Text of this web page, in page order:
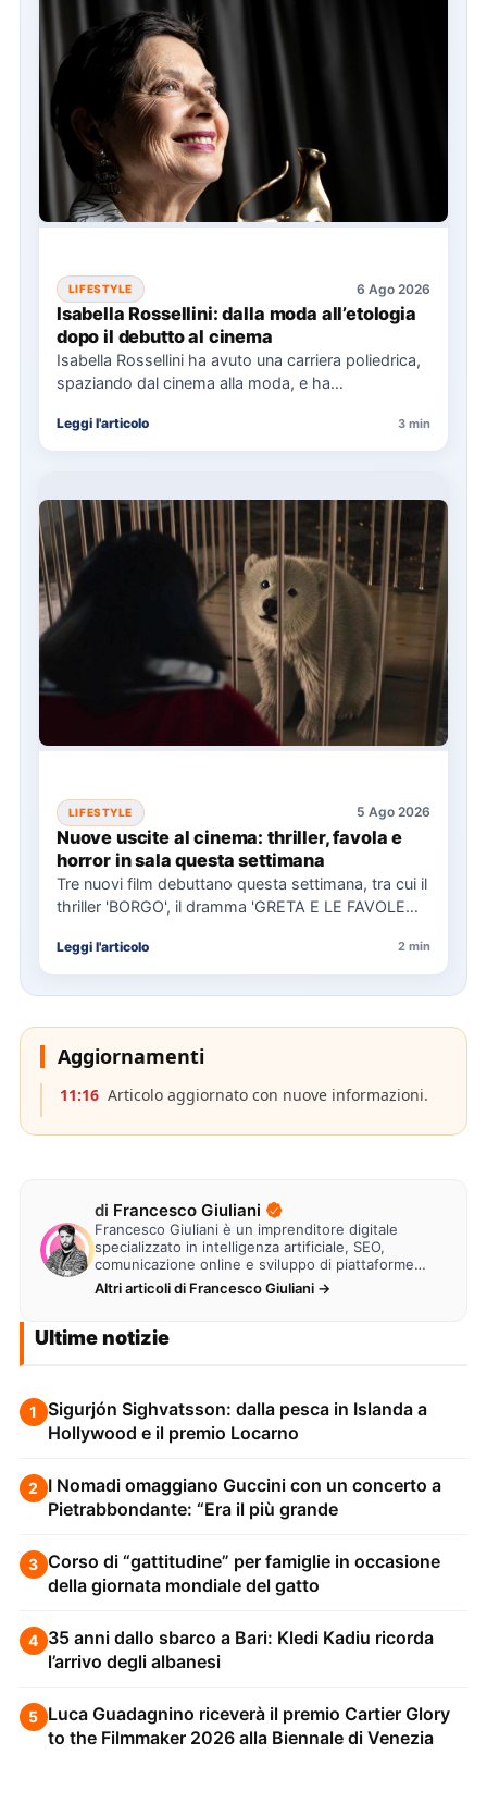
LIFESTYLE 6 Ago 2026
Isabella Rossellini: dalla moda all’etologia
dopo il debutto al cinema
Isabella Rossellini ha avuto una carriera poliedrica,
spaziando dal cinema alla moda, e ha
Leggi l'articolo 3 min
LIFESTYLE 5 Ago 2026
Nuove uscite al cinema: thriller, favola e
horror in sala questa settimana
Tre nuovi film debuttano questa settimana, tra cui il
thriller 'BORGO', il dramma 'GRETA E LE FAVOLE
Leggi l'articolo 2 min
Aggiornamenti
11:16 Articolo aggiornato con nuove informazioni.
di Francesco Giuliani
Francesco Giuliani è un imprenditore digitale
specializzato in intelligenza artificiale, SEO,
comunicazione online e sviluppo di piattaforme
web. Lavora alla creazione di…
Altri articoli di Francesco Giuliani →
Ultime notizie
1
Sigurjón Sighvatsson: dalla pesca in Islanda a
Hollywood e il premio Locarno
2 I Nomadi omaggiano Guccini con un concerto a
Pietrabbondante: “Era il più grande
3 Corso di “gattitudine” per famiglie in occasione
della giornata mondiale del gatto
4 35 anni dallo sbarco a Bari: Kledi Kadiu ricorda
l’arrivo degli albanesi
5 Luca Guadagnino riceverà il premio Cartier Glory
to the Filmmaker 2026 alla Biennale di Venezia